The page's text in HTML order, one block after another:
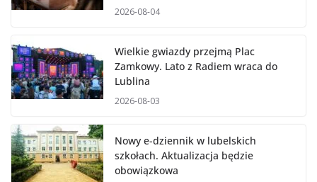
2026-08-04
Wielkie gwiazdy przejmą Plac
Zamkowy. Lato z Radiem wraca do
Lublina
2026-08-03
Nowy e-dziennik w lubelskich
szkołach. Aktualizacja będzie
obowiązkowa